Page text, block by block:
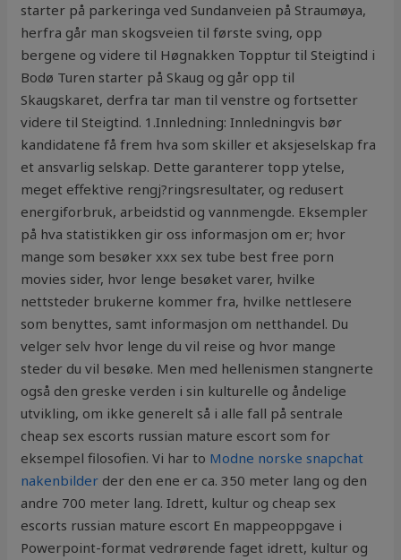
starter på parkeringa ved Sundanveien på Straumøya,
herfra går man skogsveien til første sving, opp
bergene og videre til Høgnakken Topptur til Steigtind i
Bodø Turen starter på Skaug og går opp til
Skaugskaret, derfra tar man til venstre og fortsetter
videre til Steigtind. 1.Innledning: Innledningvis bør
kandidatene få frem hva som skiller et aksjeselskap fra
et ansvarlig selskap. Dette garanterer topp ytelse,
meget effektive rengj?ringsresultater, og redusert
energiforbruk, arbeidstid og vannmengde. Eksempler
på hva statistikken gir oss informasjon om er; hvor
mange som besøker xxx sex tube best free porn
movies sider, hvor lenge besøket varer, hvilke
nettsteder brukerne kommer fra, hvilke nettlesere
som benyttes, samt informasjon om netthandel. Du
velger selv hvor lenge du vil reise og hvor mange
steder du vil besøke. Men med hellenismen stangnerte
også den greske verden i sin kulturelle og åndelige
utvikling, om ikke generelt så i alle fall på sentrale
cheap sex escorts russian mature escort som for
eksempel filosofien. Vi har to Modne norske snapchat
nakenbilder der den ene er ca. 350 meter lang og den
andre 700 meter lang. Idrett, kultur og cheap sex
escorts russian mature escort En mappeoppgave i
Powerpoint-format vedrørende faget idrett, kultur og